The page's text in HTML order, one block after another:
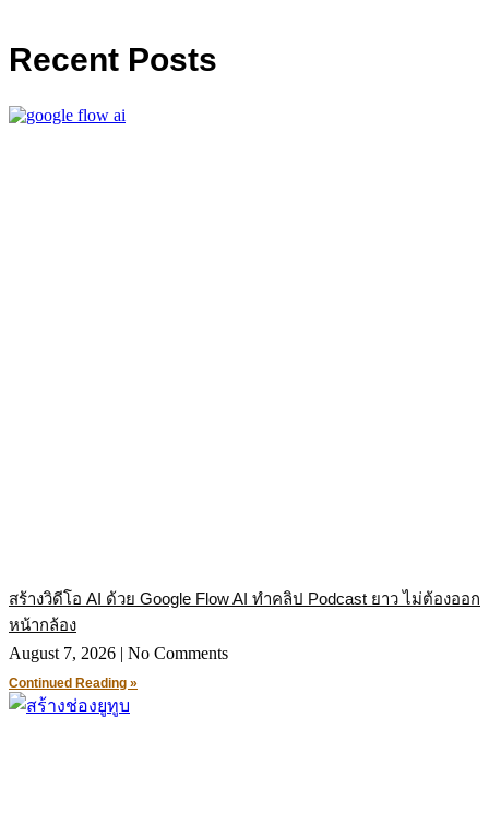
Recent Posts
สร้างวิดีโอ AI ด้วย Google Flow AI ทำคลิป Podcast ยาว ไม่ต้องออก
หน้ากล้อง
August 7, 2026
No Comments
Continued Reading »